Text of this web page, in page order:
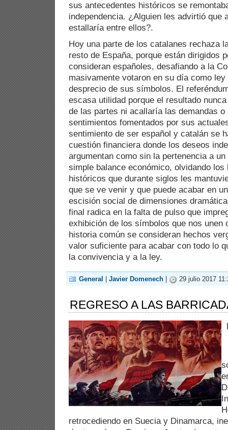
sus antecedentes históricos se
independencia. ¿Alguien les advirtió que
estallaría entre ellos?.
Hoy una parte de los catalanes rechaza
resto de España, porque están dirigidos
consideran españoles, desafiando a la
masivamente votaron en su día como
desprecio de sus símbolos. El
escasa utilidad porque el resultado
de las partes ni acallaría las demandas o
sentimientos fomentados por sus
sentimiento de ser español y catalán se
cuestión financiera donde los deseos
argumentan como sin la pertenencia a
simple balance económico, olvidando
históricos que durante siglos les
que se ve venir y que puede acabar en
escisión social de dimensiones
final radica en la falta de pulso que
exhibición de los símbolos que nos unen
historia común se consideran hechos
valor suficiente para acabar con todo lo
la convivencia y a la ley.
General Javier Domenech 29 julio 2017
REGRESO A LAS
retrocediendo en Suecia y Dinamarca,